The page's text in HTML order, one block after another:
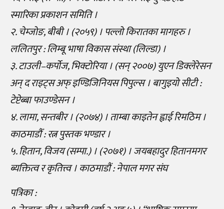
स्मारिका प्रकाशन समिति ।
२. चेम्जोङ, बीबी । (२०५९) । पल्लो किरातका मागहरु ।
ललितपुर : लिम्बू भाषा विकास संस्था (लिल्डा) ।
३. टाउली–कर्पोज, भिक्टोरिया । (सन् २००७) युएन डिक्लेरेसन
अन् द राइट्स अफ् इण्डिजिनियस पिपुल्स । बागुइयो सीटी :
टेप्टेब्बा फाउण्डेसन ।
४. लामा, सन्तबीर । (२०७४) । ताम्बा काइतेन ह्वाई रिमठिम ।
काठमाडौँ : रत्न पुस्तक भण्डार ।
५. हितान, विजय (सम्पा.) । (२०७१) । जयबहादुर हितानमगर
ब्यक्तित्व र कृतित्त्व । काठमाडौं : नेपाल मगर संघ
पत्रिका :